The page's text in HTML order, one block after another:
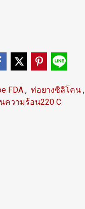
FDA , ท่อยางซิลิโคน ,
ความร้อน220 C